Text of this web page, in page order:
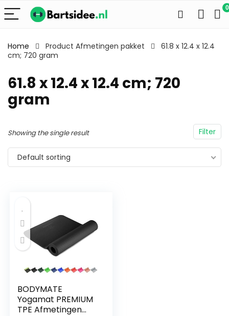
0
Home Product Afmetingen pakket
61.8 x 12.4 x 12.4
cm; 720 gram
61.8 x 12.4 x 12.4 cm; 720
gram
Filter
Showing the single result
Default sorting
BODYMATE
Yogamat PREMIUM
TPE Afmetingen